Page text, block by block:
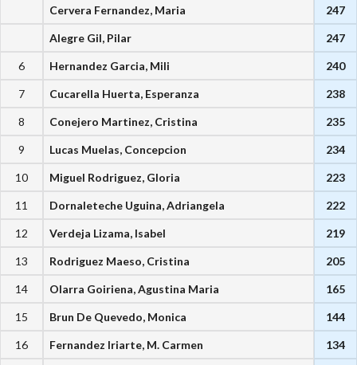
Cervera Fernandez, Maria 247
Alegre Gil, Pilar 247
6 Hernandez Garcia, Mili 240
7 Cucarella Huerta, Esperanza 238
8 Conejero Martinez, Cristina 235
9 Lucas Muelas, Concepcion 234
10 Miguel Rodriguez, Gloria 223
11 Dornaleteche Uguina, Adriangela 222
12 Verdeja Lizama, Isabel 219
13 Rodriguez Maeso, Cristina 205
14 Olarra Goiriena, Agustina Maria 165
15 Brun De Quevedo, Monica 144
16 Fernandez Iriarte, M. Carmen 134